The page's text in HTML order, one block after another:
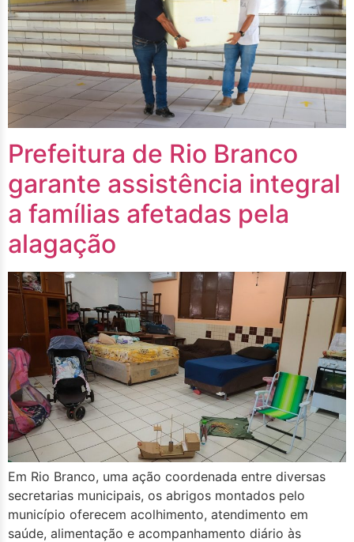
Prefeitura de Rio Branco
garante assistência integral
a famílias afetadas pela
alagação
Em Rio Branco, uma ação coordenada entre diversas
secretarias municipais, os abrigos montados pelo
município oferecem acolhimento, atendimento em
saúde, alimentação e acompanhamento diário às